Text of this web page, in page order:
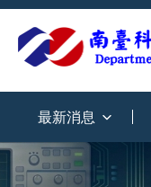
最新消息